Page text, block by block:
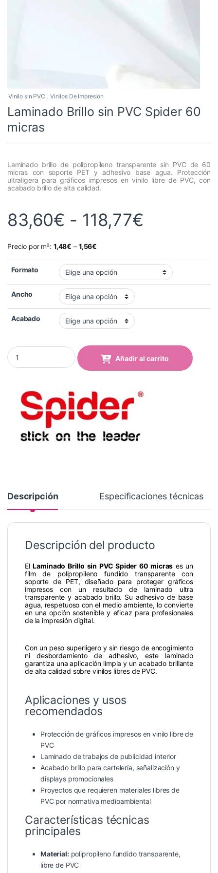
Vinilo sin PVC , Vinilos De Impresión
Laminado Brillo sin PVC Spider 60
micras
Laminado brillo de polipropileno transparente sin PVC de 60
micras con soporte PET y adhesivo base agua. Protección
ultraligera para gráficos impresos en vinilo libre de PVC, con
acabado brillo de alta calidad.
83,60€ - 118,77€
Precio por m²: 1,48€ – 1,56€
Formato
Ancho
Acabado
Laminado Brillo sin PVC Spider 60 micras quantity
Añadir al carrito
Descripción Especificaciones técnicas
Descripción del producto
ElLaminado Brillo sin PVC Spider 60 micras es un
film de polipropileno fundido transparente con
soporte de PET, diseñado para proteger gráficos
impresos con un resultado de laminado ultra
transparente y acabado brillo. Su adhesivo de base
agua, respetuoso con el medio ambiente, lo convierte
en una opción sostenible y eficaz para profesionales
de la impresión digital.
Con un peso superligero y sin riesgo de encogimiento
ni desbordamiento de adhesivo, este laminado
garantiza una aplicación limpia y un acabado brillante
de alta calidad sobre vinilos libres de PVC.
Aplicaciones y usos
recomendados
Protección de gráficos impresos en vinilo libre de
PVC
Laminado de trabajos de publicidad interior
Acabado brillo para cartelería, señalización y
displays promocionales
Proyectos que requieren materiales libres de
PVC por normativa medioambiental
Características técnicas
principales
Material:polipropileno fundido transparente,
libre de PVC